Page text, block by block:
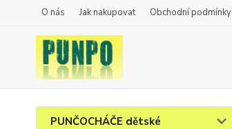
O nás Jak nakupovat Obchodní podmínky
PUNČOCHÁČE dětské